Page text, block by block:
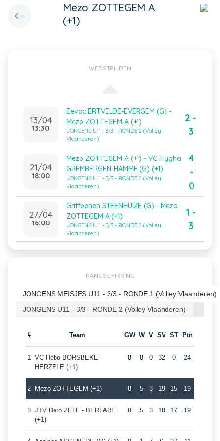
Mezo ZOTTEGEM A
(+1)
WEDSTRIJDEN
13/04
13:30
Eevoc ERTVELDE-EVERGEM (G) -
Mezo ZOTTEGEM A (+1)
JONGENS U11 - 3/3 - RONDE 2 (Volley
Vlaanderen)
2 -
3
21/04
18:00
Mezo ZOTTEGEM A (+1) - VC Flygha
GREMBERGEN-HAMME (G) (+1)
JONGENS U11 - 3/3 - RONDE 2 (Volley
Vlaanderen)
4
-
0
27/04
16:00
Griffoenen STEENHUIZE (G) - Mezo
ZOTTEGEM A (+1)
JONGENS U11 - 3/3 - RONDE 2 (Volley
Vlaanderen)
1 -
3
RANGSCHIKKING
JONGENS MEISJES U11 - 3/3 - RONDE 1 (Volley Vlaanderen)
JONGENS U11 - 3/3 - RONDE 2 (Volley Vlaanderen)
# Team GW W V SV ST Ptn
1 VC Hebo BORSBEKE-
HERZELE (+1)
8 8 0 32 0 24
2 Mezo ZOTTEGEM (+1) 8 5 3 19 15 19
3 JTV Dero ZELE - BERLARE
(+1)
8 5 3 18 17 19